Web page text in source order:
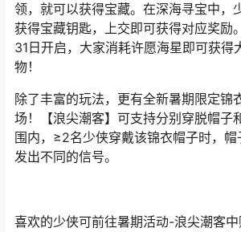
领，就可以获得宝藏。在深海寻宝中，
获得宝藏钥匙，上交即可获得对应奖励
31日开启，大家消耗许愿海星即可获得
物！
除了丰富的玩法，更有全新暑期限定锦
场！【浪尖潮客】可支持分别穿脱帽子
围内，≥2名少侠穿戴该锦衣帽子时，
发出不同的信号。
喜欢的少侠可前往暑期活动-浪尖潮客